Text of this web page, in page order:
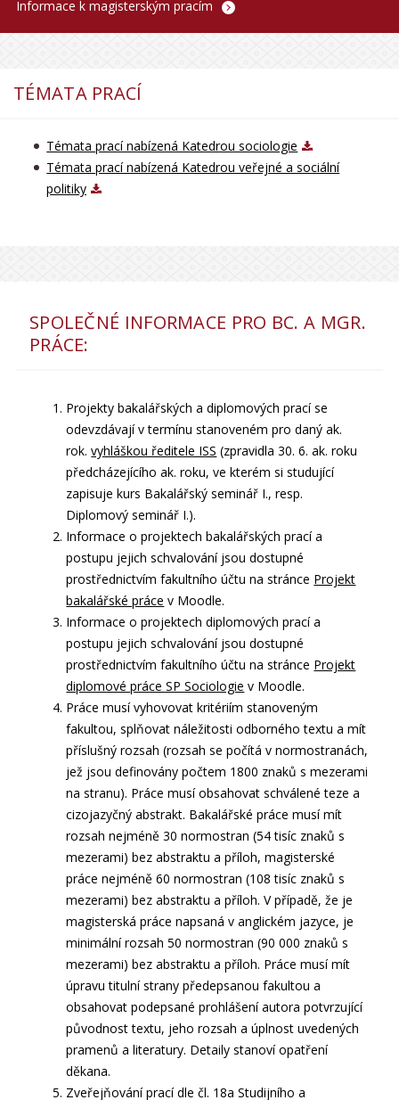
Informace k magisterským pracím
TÉMATA PRACÍ
Témata prací nabízená Katedrou sociologie
Témata prací nabízená Katedrou veřejné a sociální
politiky
SPOLEČNÉ INFORMACE PRO BC. A MGR.
PRÁCE:
Projekty bakalářských a diplomových prací se
odevzdávají v termínu stanoveném pro daný ak.
rok.vyhláškou ředitele ISS (zpravidla 30. 6. ak. roku
předcházejícího ak. roku, ve kterém si studující
zapisuje kurs Bakalářský seminář I., resp.
Diplomový seminář I.).
Informace o projektech bakalářských prací a
postupu jejich schvalování jsou dostupné
prostřednictvím fakultního účtu na stránce Projekt
bakalářské práce v Moodle.
Informace o projektech diplomových prací a
postupu jejich schvalování jsou dostupné
prostřednictvím fakultního účtu na stránce Projekt
diplomové práce SP Sociologie v Moodle.
Práce musí vyhovovat kritériím stanoveným
fakultou, splňovat náležitosti odborného textu a mít
příslušný rozsah (rozsah se počítá v normostranách,
jež jsou definovány počtem 1800 znaků s mezerami
na stranu). Práce musí obsahovat schválené teze a
cizojazyčný abstrakt. Bakalářské práce musí mít
rozsah nejméně 30 normostran (54 tisíc znaků s
mezerami) bez abstraktu a příloh, magisterské
práce nejméně 60 normostran (108 tisíc znaků s
mezerami) bez abstraktu a příloh. V případě, že je
magisterská práce napsaná v anglickém jazyce, je
minimální rozsah 50 normostran (90 000 znaků s
mezerami) bez abstraktu a příloh. Práce musí mít
úpravu titulní strany předepsanou fakultou a
obsahovat podepsané prohlášení autora potvrzující
původnost textu, jeho rozsah a úplnost uvedených
pramenů a literatury. Detaily stanoví opatření
děkana.
Zveřejňování prací dle čl. 18a Studijního a